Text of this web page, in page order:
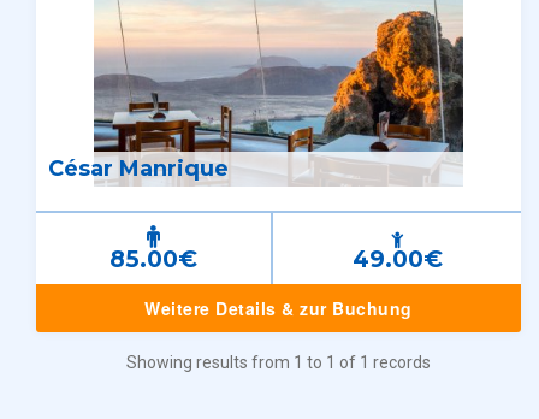
César Manrique
85.00€ 49.00€
Weitere Details & zur Buchung
Showing results from 1 to 1 of 1 records